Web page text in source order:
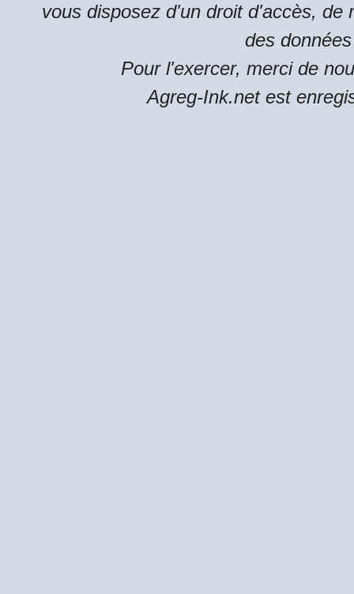
vous disposez d'un droit d'accès, de
des
Pour l'exercer, merci de
Agreg-Ink.net est